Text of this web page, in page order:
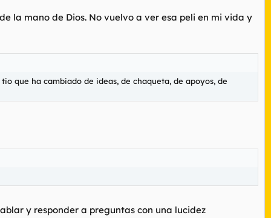
la mano de Dios. No vuelvo a ver esa peli en mi vida y
que ha cambiado de ideas, de chaqueta, de apoyos, de
y responder a preguntas con una lucidez